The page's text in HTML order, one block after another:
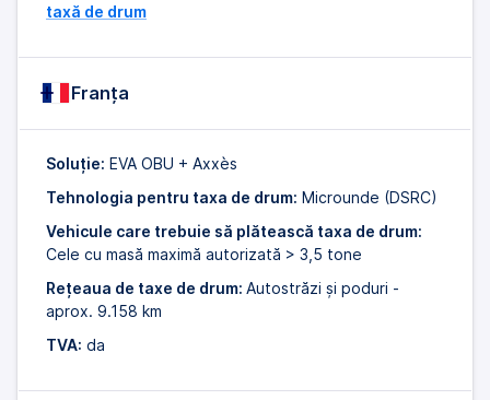
taxă de drum
Franţa
Soluție: EVA OBU + Axxès
Tehnologia pentru taxa de drum: Microunde (DSRC)
Vehicule care trebuie să plătească taxa de drum:
Cele cu masă maximă autorizată > 3,5 tone
Rețeaua de taxe de drum: Autostrăzi și poduri -
aprox. 9.158 km
TVA: da